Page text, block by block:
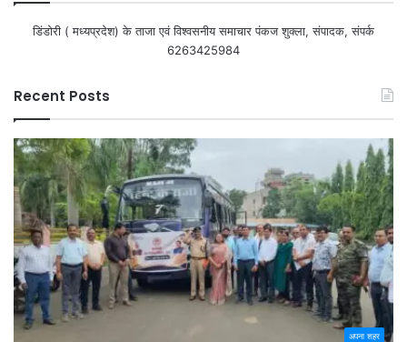
डिंडोरी ( मध्यप्रदेश) के ताजा एवं विश्वसनीय समाचार पंकज शुक्ला, संपादक, संपर्क
6263425984
Recent Posts
अपना शहर